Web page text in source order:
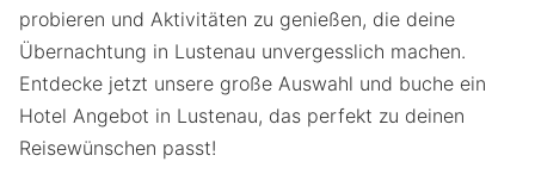
probieren und Aktivitäten zu genießen, die deine
Übernachtung in Lustenau unvergesslich machen.
Entdecke jetzt unsere große Auswahl und buche ein
Hotel Angebot in Lustenau, das perfekt zu deinen
Reisewünschen passt!